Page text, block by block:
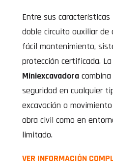
Entre sus
doble circuito auxiliar de
fácil mantenimiento,
protección certificada. La
Miniexcavadoracombina
seguridad en cualquier
excavación o
obra civil como en
limitado.
VER INFORMACIÓN